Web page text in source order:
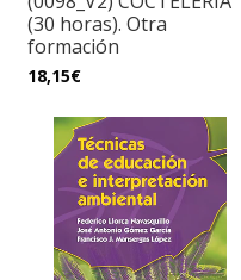
(30 horas). Otra
formación
18,15€